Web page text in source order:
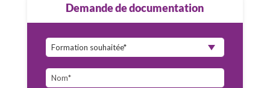
Demande de documentation